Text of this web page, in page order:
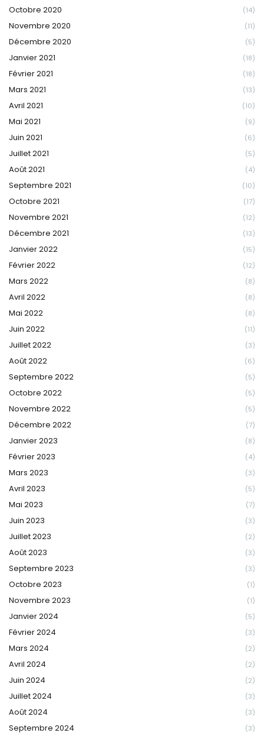
Octobre 2020 (14)
Novembre 2020 (11)
Décembre 2020 (5)
Janvier 2021 (18)
Février 2021 (18)
Mars 2021 (13)
Avril 2021 (10)
Mai 2021 (9)
Juin 2021 (6)
Juillet 2021 (5)
Août 2021 (4)
Septembre 2021 (10)
Octobre 2021 (17)
Novembre 2021 (12)
Décembre 2021 (13)
Janvier 2022 (15)
Février 2022 (12)
Mars 2022 (8)
Avril 2022 (8)
Mai 2022 (8)
Juin 2022 (11)
Juillet 2022 (3)
Août 2022 (6)
Septembre 2022 (5)
Octobre 2022 (5)
Novembre 2022 (5)
Décembre 2022 (7)
Janvier 2023 (8)
Février 2023 (4)
Mars 2023 (3)
Avril 2023 (5)
Mai 2023 (7)
Juin 2023 (3)
Juillet 2023 (2)
Août 2023 (3)
Septembre 2023 (3)
Octobre 2023 (1)
Novembre 2023 (1)
Janvier 2024 (5)
Février 2024 (3)
Mars 2024 (2)
Avril 2024 (2)
Juin 2024 (2)
Juillet 2024 (3)
Août 2024 (3)
Septembre 2024 (3)